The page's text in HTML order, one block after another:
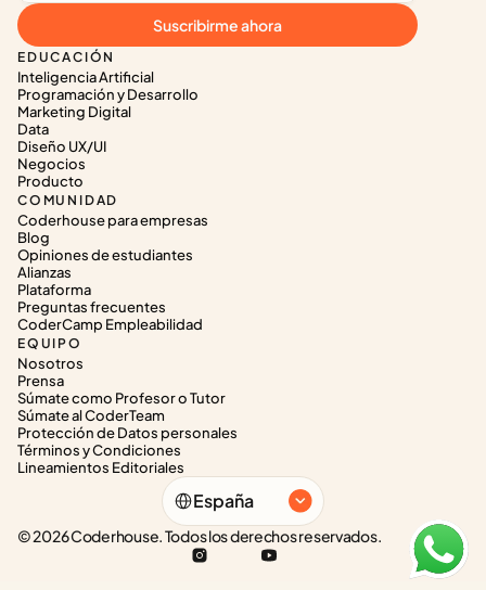
EDUCACIÓN
Inteligencia Artificial
Programación y Desarrollo
Marketing Digital
Data
Diseño UX/UI
Negocios
Producto
COMUNIDAD
Coderhouse para empresas
Blog
Opiniones de estudiantes
Alianzas
Plataforma
Preguntas frecuentes
CoderCamp Empleabilidad
EQUIPO
Nosotros
Prensa
Súmate como Profesor o Tutor
Súmate al CoderTeam
Protección de Datos personales
Términos y Condiciones
Lineamientos Editoriales
Suscribirme ahora
Select Language
España
© 2026 Coderhouse. Todos los derechos reservados.